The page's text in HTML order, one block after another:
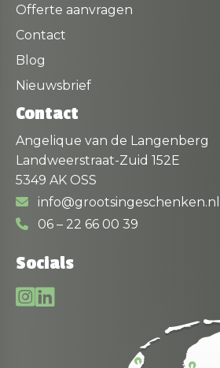
Offerte aanvragen
Contact
Blog
Nieuwsbrief
Contact
Angelique van de Langenberg
Landweerstraat-Zuid 152E
5349 AK OSS
info@grootsingeschenken.nl
06 – 22 66 00 39
Socials